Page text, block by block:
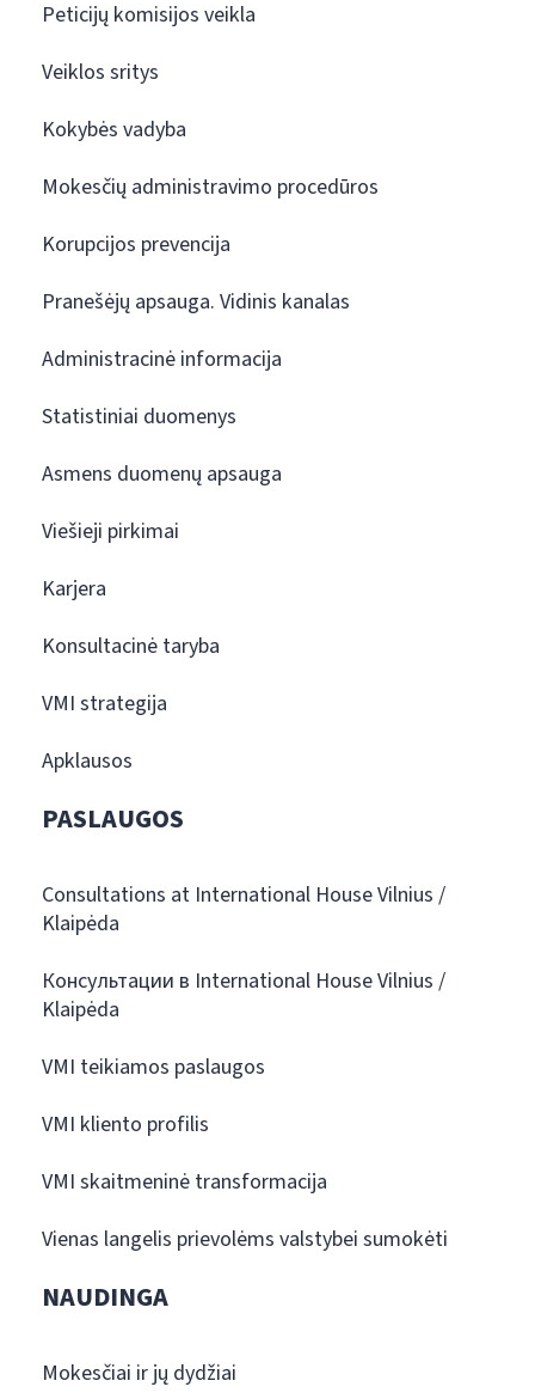
Peticijų komisijos veikla
Veiklos sritys
Kokybės vadyba
Mokesčių administravimo procedūros
Korupcijos prevencija
Pranešėjų apsauga. Vidinis kanalas
Administracinė informacija
Statistiniai duomenys
Asmens duomenų apsauga
Viešieji pirkimai
Karjera
Konsultacinė taryba
VMI strategija
Apklausos
PASLAUGOS
Consultations at International House Vilnius /
Klaipėda
Консультации в International House Vilnius /
Klaipėda
VMI teikiamos paslaugos
VMI kliento profilis
VMI skaitmeninė transformacija
Vienas langelis prievolėms valstybei sumokėti
NAUDINGA
Mokesčiai ir jų dydžiai